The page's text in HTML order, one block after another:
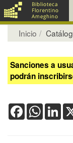
Inicio
Sanciones a
podrán
Facebook